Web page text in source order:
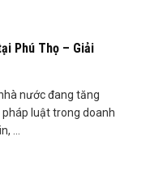
Phú Thọ – Giải
nước đang tăng
luật trong doanh
...